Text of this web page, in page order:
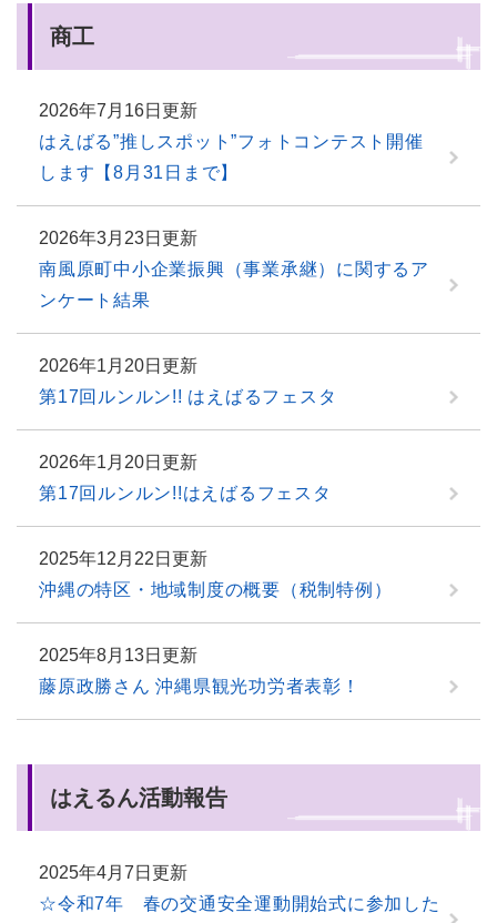
商工
2026年7月16日更新
はえばる”推しスポット”フォトコンテスト開催
します【8月31日まで】
2026年3月23日更新
南風原町中小企業振興（事業承継）に関するア
ンケート結果
2026年1月20日更新
第17回ルンルン!! はえばるフェスタ
2026年1月20日更新
第17回ルンルン!!はえばるフェスタ
2025年12月22日更新
沖縄の特区・地域制度の概要（税制特例）
2025年8月13日更新
藤原政勝さん 沖縄県観光功労者表彰！
はえるん活動報告
2025年4月7日更新
☆令和7年 春の交通安全運動開始式に参加した